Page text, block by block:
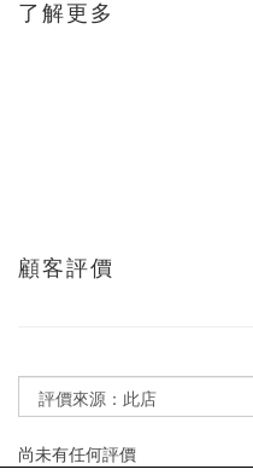
了解更多
顧客評價
尚未有任何評價